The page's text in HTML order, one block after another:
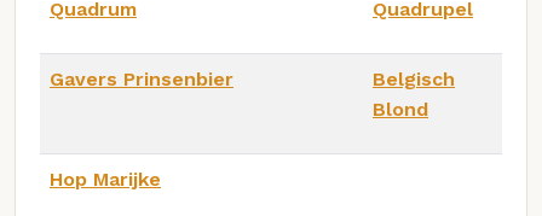
Quadrum Quadrupel
Gavers Prinsenbier
Belgisch
Blond
Hop Marijke